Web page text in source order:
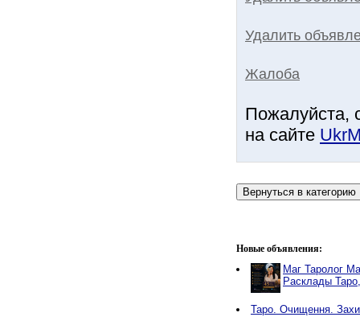
Удалить
Жалоба
Пожалуйста,
на сайте
Новые объявления:
Маг Таролог
Расклады
Таро. Очищення.